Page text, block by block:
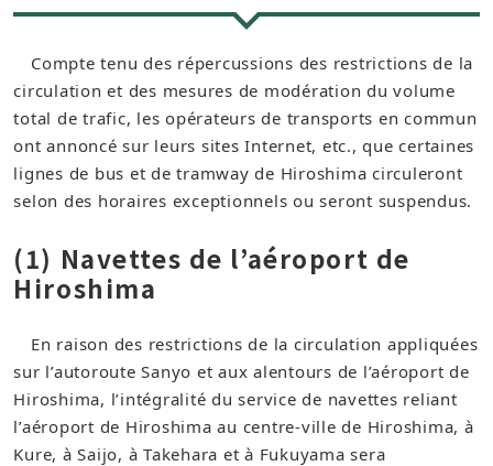
Compte tenu des répercussions des restrictions de la
circulation et des mesures de modération du volume
total de trafic, les opérateurs de transports en commun
ont annoncé sur leurs sites Internet, etc., que certaines
lignes de bus et de tramway de Hiroshima circuleront
selon des horaires exceptionnels ou seront suspendus.
(1) Navettes de l’aéroport de
Hiroshima
En raison des restrictions de la circulation appliquées
sur l’autoroute Sanyo et aux alentours de l’aéroport de
Hiroshima, l’intégralité du service de navettes reliant
l’aéroport de Hiroshima au centre-ville de Hiroshima, à
Kure, à Saijo, à Takehara et à Fukuyama sera